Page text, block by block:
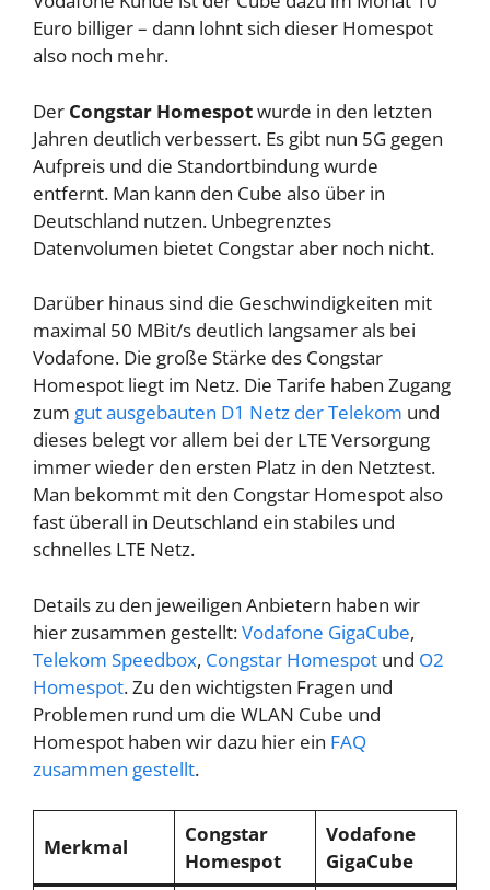
Euro billiger – dann lohnt sich dieser Homespot
also noch mehr.
Der Congstar Homespotwurde in den letzten
Jahren deutlich verbessert. Es gibt nun 5G gegen
Aufpreis und die Standortbindung wurde
entfernt. Man kann den Cube also über in
Deutschland nutzen. Unbegrenztes
Datenvolumen bietet Congstar aber noch nicht.
Darüber hinaus sind die Geschwindigkeiten mit
maximal 50 MBit/s deutlich langsamer als bei
Vodafone. Die große Stärke des Congstar
Homespot liegt im Netz. Die Tarife haben Zugang
zum gut ausgebauten D1 Netz der Telekom und
dieses belegt vor allem bei der LTE Versorgung
immer wieder den ersten Platz in den Netztest.
Man bekommt mit den Congstar Homespot also
fast überall in Deutschland ein stabiles und
schnelles LTE Netz.
Details zu den jeweiligen Anbietern haben wir
hier zusammen gestellt:Vodafone GigaCube,
Telekom Speedbox, Congstar Homespot und O2
Homespot. Zu den wichtigsten Fragen und
Problemen rund um die WLAN Cube und
Homespot haben wir dazu hier ein FAQ
zusammen gestellt.
Merkmal
Congstar
Homespot
Vodafone
GigaCube